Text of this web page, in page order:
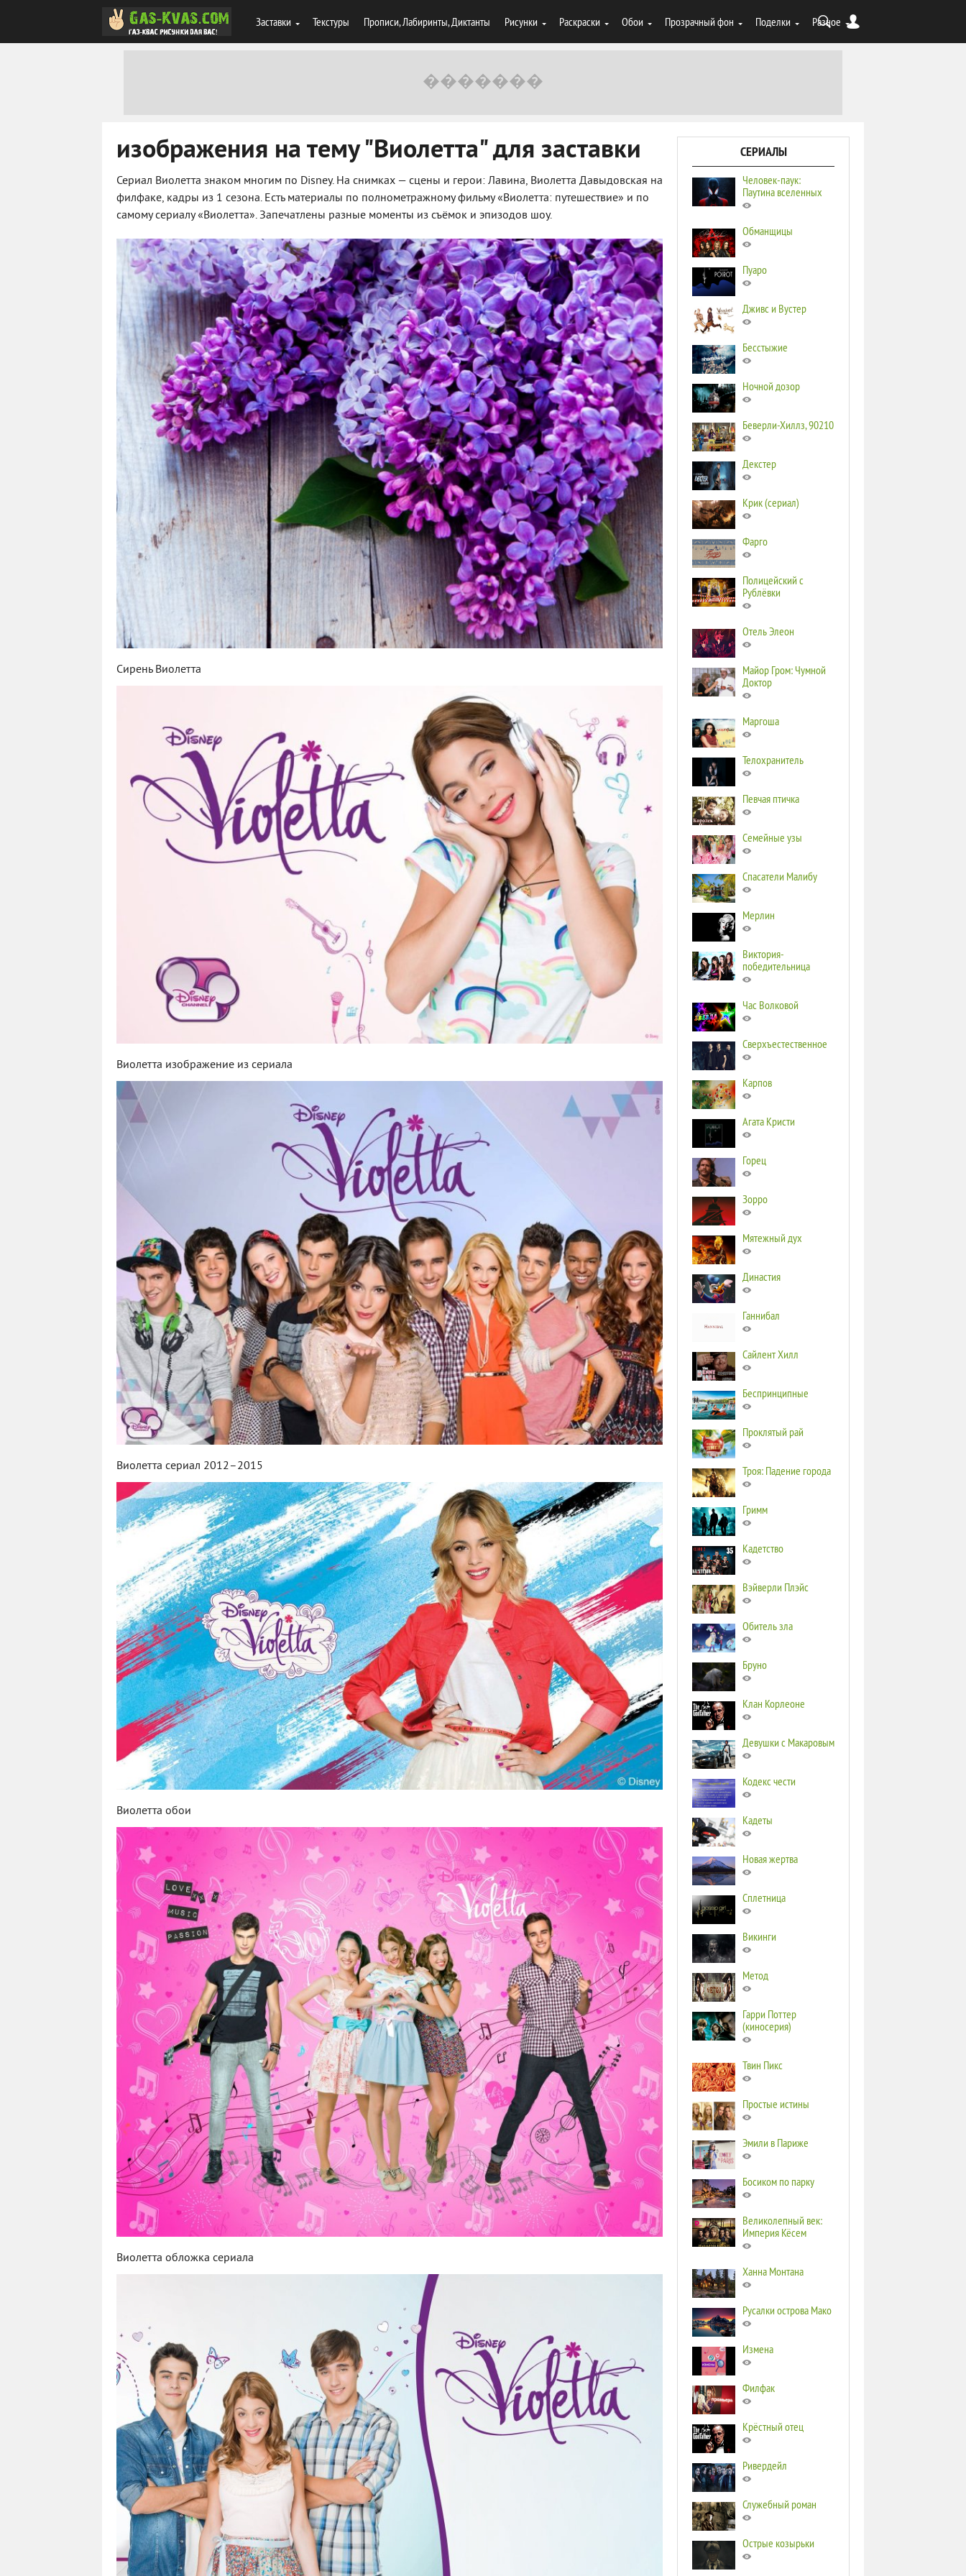
Заставки Текстуры Прописи, Лабиринты, Диктанты Рисунки Раскраски Обои Прозрачный фон Поделки Разное
изображения на тему "Виолетта" для заставки
Сериал Виолетта знаком многим по Disney. На снимках — сцены и герои: Лавина, Виолетта Давыдовская на
филфаке, кадры из 1 сезона. Есть материалы по полнометражному фильму «Виолетта: путешествие» и по
самому сериалу «Виолетта». Запечатлены разные моменты из съёмок и эпизодов шоу.
Сирень Виолетта
Виолетта изображение из сериала
Виолетта сериал 2012–2015
Виолетта обои
Виолетта обложка сериала
СЕРИАЛЫ
Человек-паук:
Паутина вселенных
Обманщицы
Пуаро
Дживс и Вустер
Бесстыжие
Ночной дозор
Беверли-Хиллз, 90210
Декстер
Крик (сериал)
Фарго
Полицейский с
Рублёвки
Отель Элеон
Майор Гром: Чумной
Доктор
Маргоша
Телохранитель
Певчая птичка
Семейные узы
Спасатели Малибу
Мерлин
Виктория-
победительница
Час Волковой
Сверхъестественное
Карпов
Агата Кристи
Горец
Зорро
Мятежный дух
Династия
Ганнибал
Сайлент Хилл
Беспринципные
Проклятый рай
Троя: Падение города
Гримм
Кадетство
Вэйверли Плэйс
Обитель зла
Бруно
Клан Корлеоне
Девушки с Макаровым
Кодекс чести
Кадеты
Новая жертва
Сплетница
Викинги
Метод
Гарри Поттер
(киносерия)
Твин Пикс
Простые истины
Эмили в Париже
Босиком по парку
Великолепный век:
Империя Кёсем
Ханна Монтана
Русалки острова Мако
Измена
Филфак
Крёстный отец
Ривердейл
Служебный роман
Острые козырьки